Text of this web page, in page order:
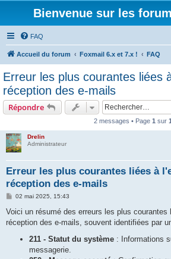
Bienvenue sur les
FAQ
Accueil du forum Foxmail 6.x et 7.x ! FAQ
Erreur les plus courantes liées
réception des e-mails
Répondre
2 messages • Page 1 sur 1
Drelin
Administrateur
Erreur les plus courantes liées à
réception des e-mails
M
s
a
02 mai 2025, 15:43
Voici un résumé des erreurs les plus courantes
réception des e-mails, souvent identifiées par
211 - Statut du système : Informations
messagerie.